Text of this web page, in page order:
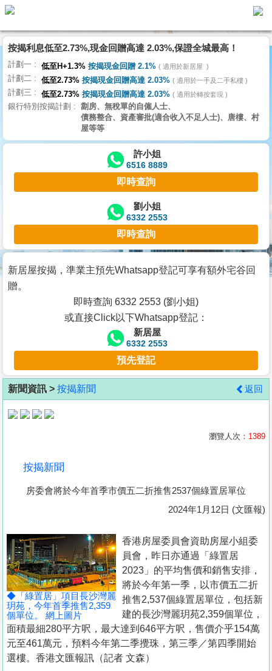
代
理
主
頁
搵
樓/
交
業
主
宅
谷
按
客
地
產
置
業
手
冊
關
於
我
按揭利息低至2.73%,現金回贈高達 2.03%,保證全城最高！
計劃一 低至H+1.3% 按揭現金回贈 2.1% 適用於新居屋
計劃二 低至2.73% 按揭現金回贈高達 2.03% 適用於一手及二手私樓
計劃三 低至2.73% 按揭現金回贈高達 2.03% 適用於轉按套現
銀行特別按揭計劃
劏房、無稅單的自僱人士、
債務整合、資產審批(適合收入不足人士)、唐樓、村
屋等等
許小姐
6516 8889
即時查詢
劉小姐
6332 2553
即時查詢
新居屋按揭，準業主預先Whatsapp登記可享有額外宅谷回
贈。
即時查詢 6332 2553 (劉小姐)
或直接Click以下Whatsapp登記：
新居屋
6332 2553
預先登記
新聞資訊 > 按揭新聞 返回
瀏覽人次： 1389
按揭新聞
房委會將於今年首季市價五二折推售2537個綠置居單位
2024年1月12日 (文匯報)
◆「綠置居」項目長沙灣麗
玥苑，今年首季推售2,359
個單位。 網上圖片
香港房屋委員會資助房屋小組委
員會，昨日亦通過「綠置居
2023」的平均售價和銷售安排，
將於今年第一季，以市價五二折
推售2,537個綠置居單位，包括新
建的長沙灣麗玥苑2,359個單位，
面積最細280平方呎，最大達到646平方呎，售價介乎154萬
元至461萬元，預料今年第二季攪珠，第三季／第四季開始
選樓。香港文匯報訊（記者 文森）